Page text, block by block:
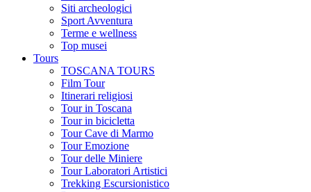
Siti archeologici
Sport Avventura
Terme e wellness
Top musei
Tours
TOSCANA TOURS
Film Tour
Itinerari religiosi
Tour in Toscana
Tour in bicicletta
Tour Cave di Marmo
Tour Emozione
Tour delle Miniere
Tour Laboratori Artistici
Trekking Escursionistico